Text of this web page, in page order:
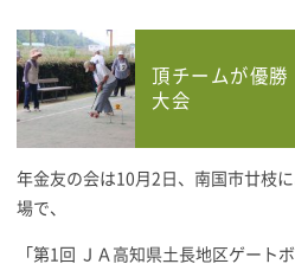
頂チームが優
大会
年金友の会は10月2日、南国市廿枝
場で、
「第1回 ＪＡ高知県土長地区ゲート